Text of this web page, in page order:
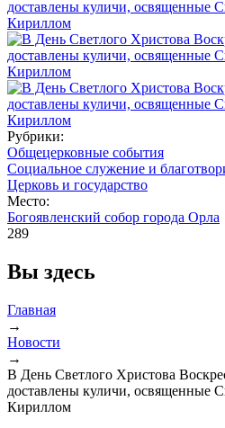
Рубрики:
Общецерковные события
Социальное служение и
Церковь и государство
Место:
Богоявленский собор города Орла
289
Вы здесь
Главная
→
Новости
→
В День Светлого Христова
доставлены куличи, освященные
Кириллом